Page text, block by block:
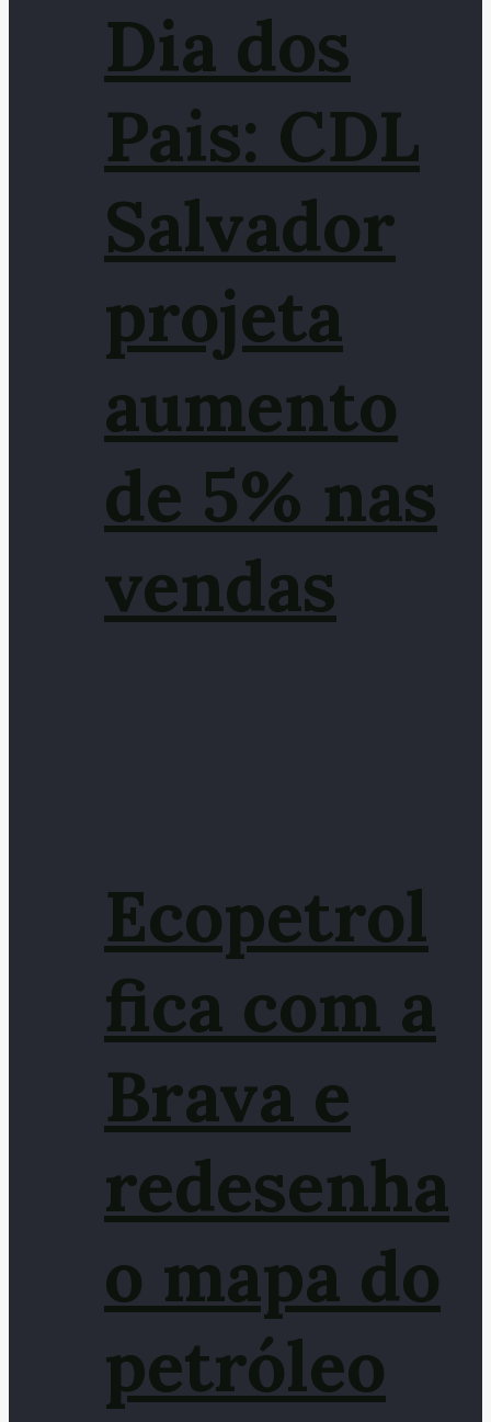
Dia dos
Pais: CDL
Salvador
projeta
aumento
de 5% nas
vendas
Ecopetrol
fica com a
Brava e
redesenha
o mapa do
petróleo